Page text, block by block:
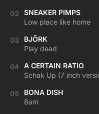
02
SNEAKER PIMPS
Low place like home
03
BJÖRK
Play dead
04
A CERTAIN RATIO
Schak Up (7 inch
05
BONA DISH
8am